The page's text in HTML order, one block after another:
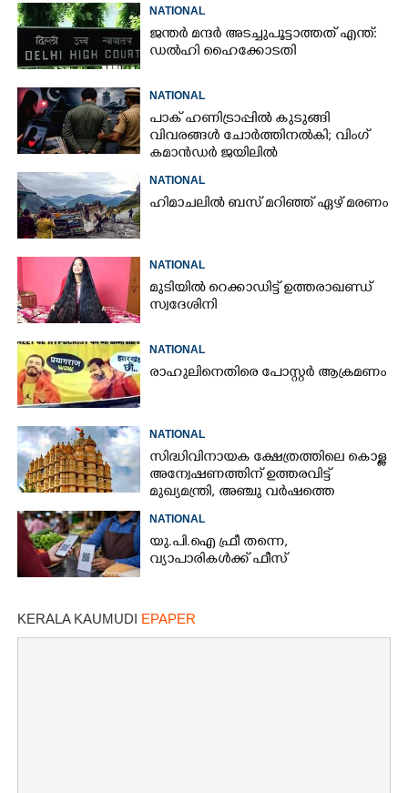
NATIONAL
ജന്ത‌‌ർ മന്ദർ അടച്ചുപൂട്ടാത്തത് എന്ത്:
ഡൽഹി ഹൈക്കോടതി
NATIONAL
പാക് ഹണിട്രാപ്പിൽ കുടുങ്ങി
വിവരങ്ങൾ ചോർത്തിനൽകി;​ വിംഗ്
കമാൻഡർ ജയിലിൽ
NATIONAL
ഹിമാചലിൽ ബസ് മറിഞ്ഞ് ഏഴ് മരണം
NATIONAL
മുടിയിൽ റെക്കാഡിട്ട് ഉത്തരാഖണ്ഡ്
സ്വദേശിനി
NATIONAL
രാഹുലിനെതിരെ പോസ്റ്റർ ആക്രമണം
NATIONAL
സിദ്ധിവിനായക ക്ഷേത്രത്തിലെ കൊള്ള
അന്വേഷണത്തിന് ഉത്തരവിട്ട്
മുഖ്യമന്ത്രി, അഞ്ചു വർഷത്തെ
NATIONAL
യു.പി.ഐ ഫ്രീ തന്നെ,
വ്യാപാരികൾക്ക് ഫീസ്
KERALA KAUMUDI EPAPER